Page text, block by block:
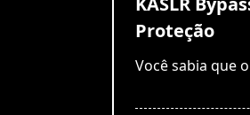
Proteção
Você sabia que